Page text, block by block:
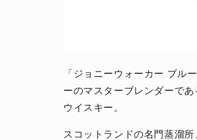
「ジョニーウォーカー ブル
ーのマスターブレンダーで
ウイスキー。
スコットランドの名門蒸溜